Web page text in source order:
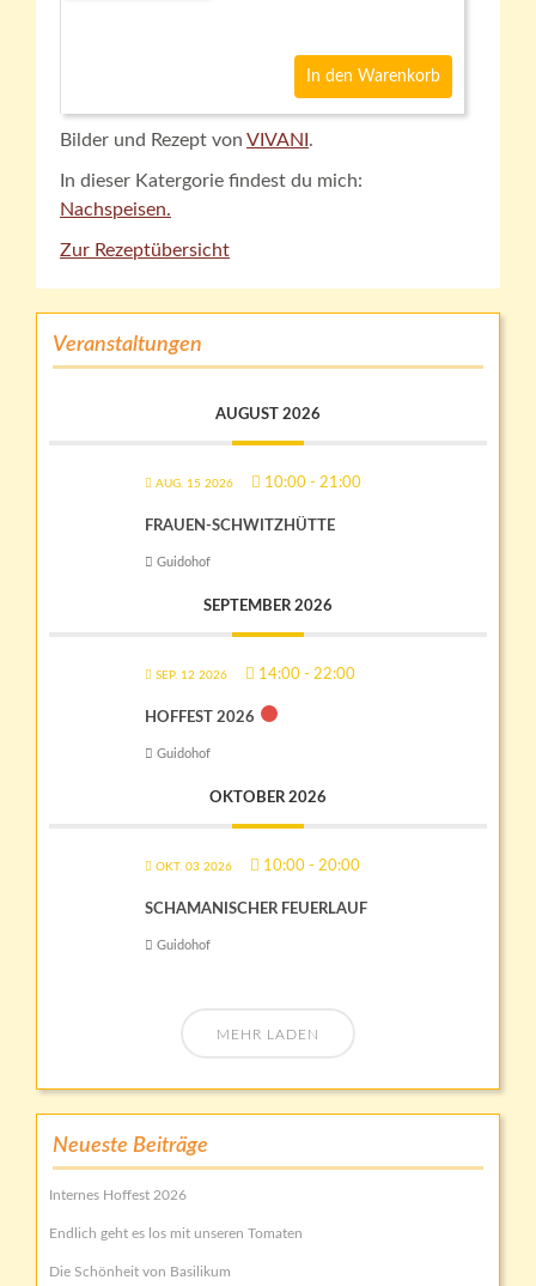
In den Warenkorb
Bilder und Rezept von VIVANI .
In dieser Katergorie findest du mich:
Nachspeisen.
Zur Rezeptübersicht
Veranstaltungen
AUGUST 2026
AUG. 15 2026 10:00 - 21:00
FRAUEN-SCHWITZHÜTTE
Guidohof
SEPTEMBER 2026
SEP. 12 2026 14:00 - 22:00
HOFFEST 2026
Guidohof
OKTOBER 2026
OKT. 03 2026 10:00 - 20:00
SCHAMANISCHER FEUERLAUF
Guidohof
MEHR LADEN
Neueste Beiträge
Internes Hoffest 2026
Endlich geht es los mit unseren Tomaten
Die Schönheit von Basilikum